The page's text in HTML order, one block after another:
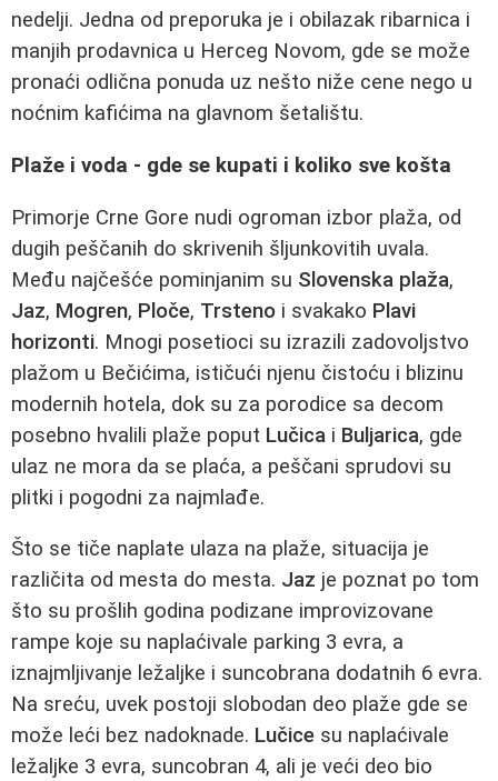
nedelji. Jedna od preporuka je i obilazak ribarnica i
manjih prodavnica u Herceg Novom, gde se može
pronaći odlična ponuda uz nešto niže cene nego u
noćnim kafićima na glavnom šetalištu.
Plaže i voda - gde se kupati i koliko sve košta
Primorje Crne Gore nudi ogroman izbor plaža, od
dugih peščanih do skrivenih šljunkovitih uvala.
Među najčešće pominjanim su Slovenska plaža,
Jaz, Mogren, Ploče, Trsteno i svakako Plavi
horizonti. Mnogi posetioci su izrazili zadovoljstvo
plažom u Bečićima, ističući njenu čistoću i blizinu
modernih hotela, dok su za porodice sa decom
posebno hvalili plaže poput Lučica i Buljarica, gde
ulaz ne mora da se plaća, a peščani sprudovi su
plitki i pogodni za najmlađe.
Što se tiče naplate ulaza na plaže, situacija je
različita od mesta do mesta. Jaz je poznat po tom
što su prošlih godina podizane improvizovane
rampe koje su naplaćivale parking 3 evra, a
iznajmljivanje ležaljke i suncobrana dodatnih 6 evra.
Na sreću, uvek postoji slobodan deo plaže gde se
može leći bez nadoknade. Lučice su naplaćivale
ležaljke 3 evra, suncobran 4, ali je veći deo bio